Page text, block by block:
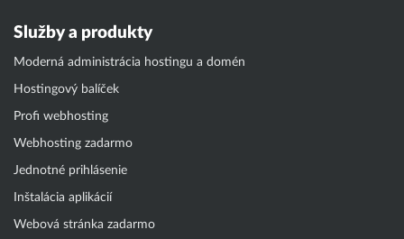
Služby a produkty
Moderná administrácia hostingu a domén
Hostingový balíček
Profi webhosting
Webhosting zadarmo
Jednotné prihlásenie
Inštalácia aplikácií
Webová stránka zadarmo